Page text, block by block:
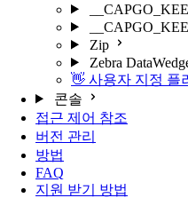
Zip
Zebra
👋 사용자 지정 플
콘솔
접근 제어 참조
버전 관리
방법
FAQ
지원 받기 방법